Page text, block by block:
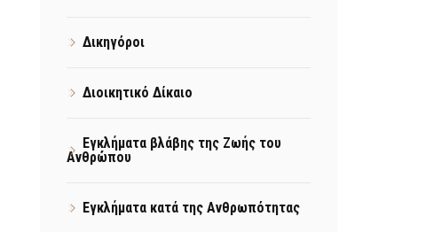
Δικηγόροι
Διοικητικό Δίκαιο
Εγκλήματα βλάβης της Ζωής του
Ανθρώπου
Εγκλήματα κατά της Ανθρωπότητας